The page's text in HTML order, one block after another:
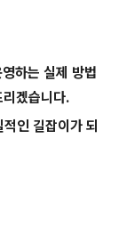
하는 실제 방법
겠습니다.
인 길잡이가 되